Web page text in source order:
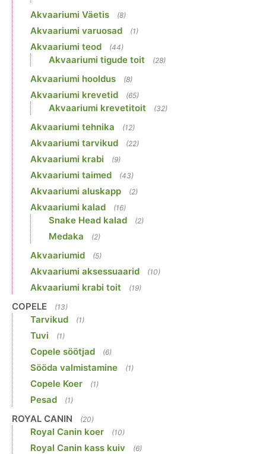
Akvaariumi Väetis (8)
Akvaariumi varuosad (1)
Akvaariumi teod (44)
Akvaariumi tigude toit (28)
Akvaariumi hooldus (8)
Akvaariumi krevetid (65)
Akvaariumi krevetitoit (32)
Akvaariumi tehnika (12)
Akvaariumi tarvikud (22)
Akvaariumi krabi (9)
Akvaariumi taimed (43)
Akvaariumi aluskapp (2)
Akvaariumi kalad (16)
Snake Head kalad (2)
Medaka (2)
Akvaariumid (5)
Akvaariumi aksessuaarid (10)
Akvaariumi krabi toit (19)
COPELE (13)
Tarvikud (1)
Tuvi (1)
Copele söötjad (6)
Sööda valmistamine (1)
Copele Koer (1)
Pesad (1)
ROYAL CANIN (20)
Royal Canin koer (10)
Royal Canin kass kuiv (6)